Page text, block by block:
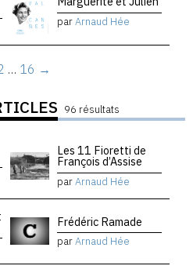
parArnaud Hée
… 16 →
96 résultats
Les 11 Fioretti de
François d’Assise
parArnaud Hée
Frédéric Ramade
parArnaud Hée